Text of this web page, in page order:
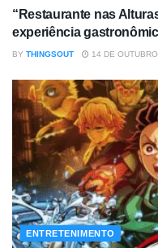
“Restaurante nas
experiência
BY THINGSOUT 14 DE
ENTRETENIMENTO